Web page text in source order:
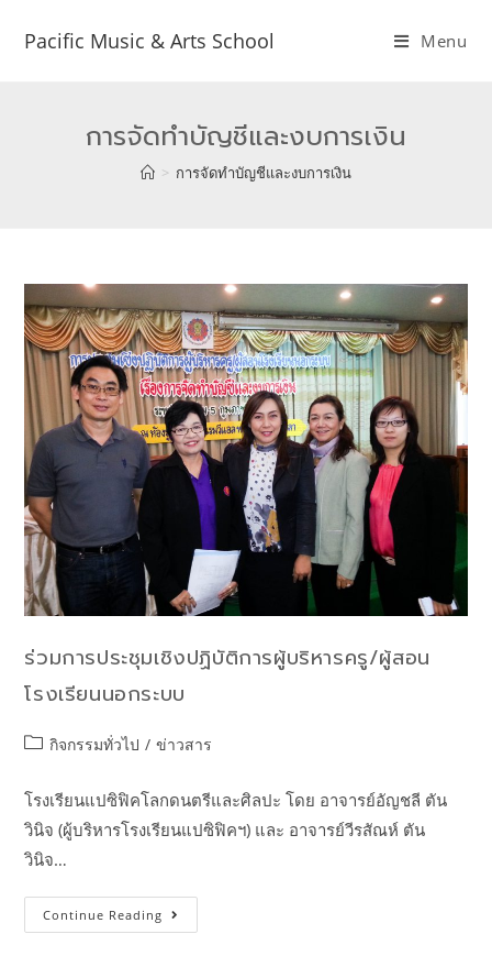
Pacific Music & Arts School Menu
การจัดทำบัญชีและงบการเงิน
> การจัดทำบัญชีและงบการเงิน
ร่วมการประชุมเชิงปฏิบัติการผู้บริหารครู/ผู้สอน
โรงเรียนนอกระบบ
กิจกรรมทั่วไป / ข่าวสาร
โรงเรียนแปซิฟิคโลกดนตรีและศิลปะ โดย อาจารย์อัญชลี ตัน
วินิจ (ผู้บริหารโรงเรียนแปซิฟิคฯ) และ อาจารย์วีรสัณห์ ตัน
วินิจ…
Continue Reading